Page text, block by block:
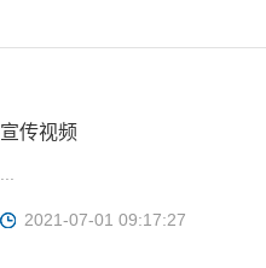
宣传视频
2021-07-01 09:17:27